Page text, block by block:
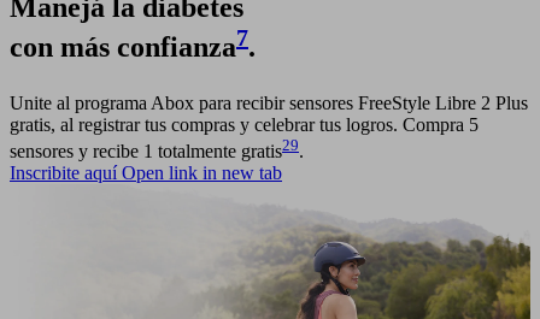
Manejá la diabetes
con más confianza7.
Unite al programa Abox para recibir sensores FreeStyle Libre 2 Plus
gratis, al registrar tus compras y celebrar tus logros. Compra 5
sensores y recibe 1 totalmente gratis29.
Inscribite aquí Open link in new tab